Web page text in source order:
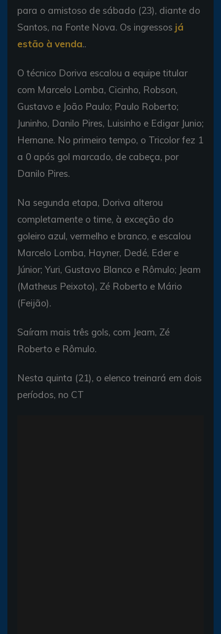
para o amistoso de sábado (23), diante do
Santos, na Fonte Nova. Os ingressos já
estão à venda..
O técnico Doriva escalou a equipe titular
com Marcelo Lomba, Cicinho, Robson,
Gustavo e João Paulo; Paulo Roberto;
Juninho, Danilo Pires, Luisinho e Edigar Junio;
Hernane. No primeiro tempo, o Tricolor fez 1
a 0 após gol marcado, de cabeça, por
Danilo Pires.
Na segunda etapa, Doriva alterou
completamente o time, à exceção do
goleiro azul, vermelho e branco, e escalou
Marcelo Lomba, Hayner, Dedé, Eder e
Júnior; Yuri, Gustavo Blanco e Rômulo; Jeam
(Matheus Peixoto), Zé Roberto e Mário
(Feijão).
Saíram mais três gols, com Jeam, Zé
Roberto e Rômulo.
Nesta quinta (21), o elenco treinará em dois
períodos, no CT